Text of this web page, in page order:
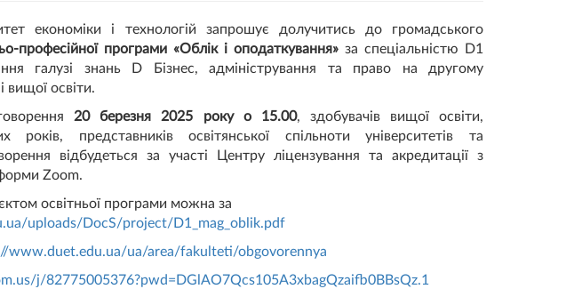
економіки і технологій запрошує долучитись до громадського
професійної програми «Облік і оподаткування» за спеціальністю D1
галузі знань D Бізнес, адміністрування та право на другому
вищої освіти.
20 березня 2025 року о 15.00, здобувачів вищої освіти,
років, представників освітянської спільноти університетів та
відбудеться за участі Центру ліцензування та акредитації з
Zoom.
освітньої програми можна за
uploads/DocS/project/D1_mag_oblik.pdf
www.duet.edu.ua/ua/area/fakulteti/obgovorennya
j/82775005376?pwd=DGlAO7Qcs105A3xbagQzaifb0BBsQz.1